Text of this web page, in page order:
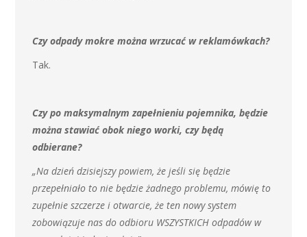
Czy odpady mokre można wrzucać w reklamówkach?
Tak.
Czy po maksymalnym zapełnieniu pojemnika, będzie
można stawiać obok niego worki, czy będą
odbierane?
„Na dzień dzisiejszy powiem, że jeśli się będzie
przepełniało to nie będzie żadnego problemu, mówię to
zupełnie szczerze i otwarcie, że ten nowy system
zobowiązuje nas do odbioru WSZYSTKICH odpadów w